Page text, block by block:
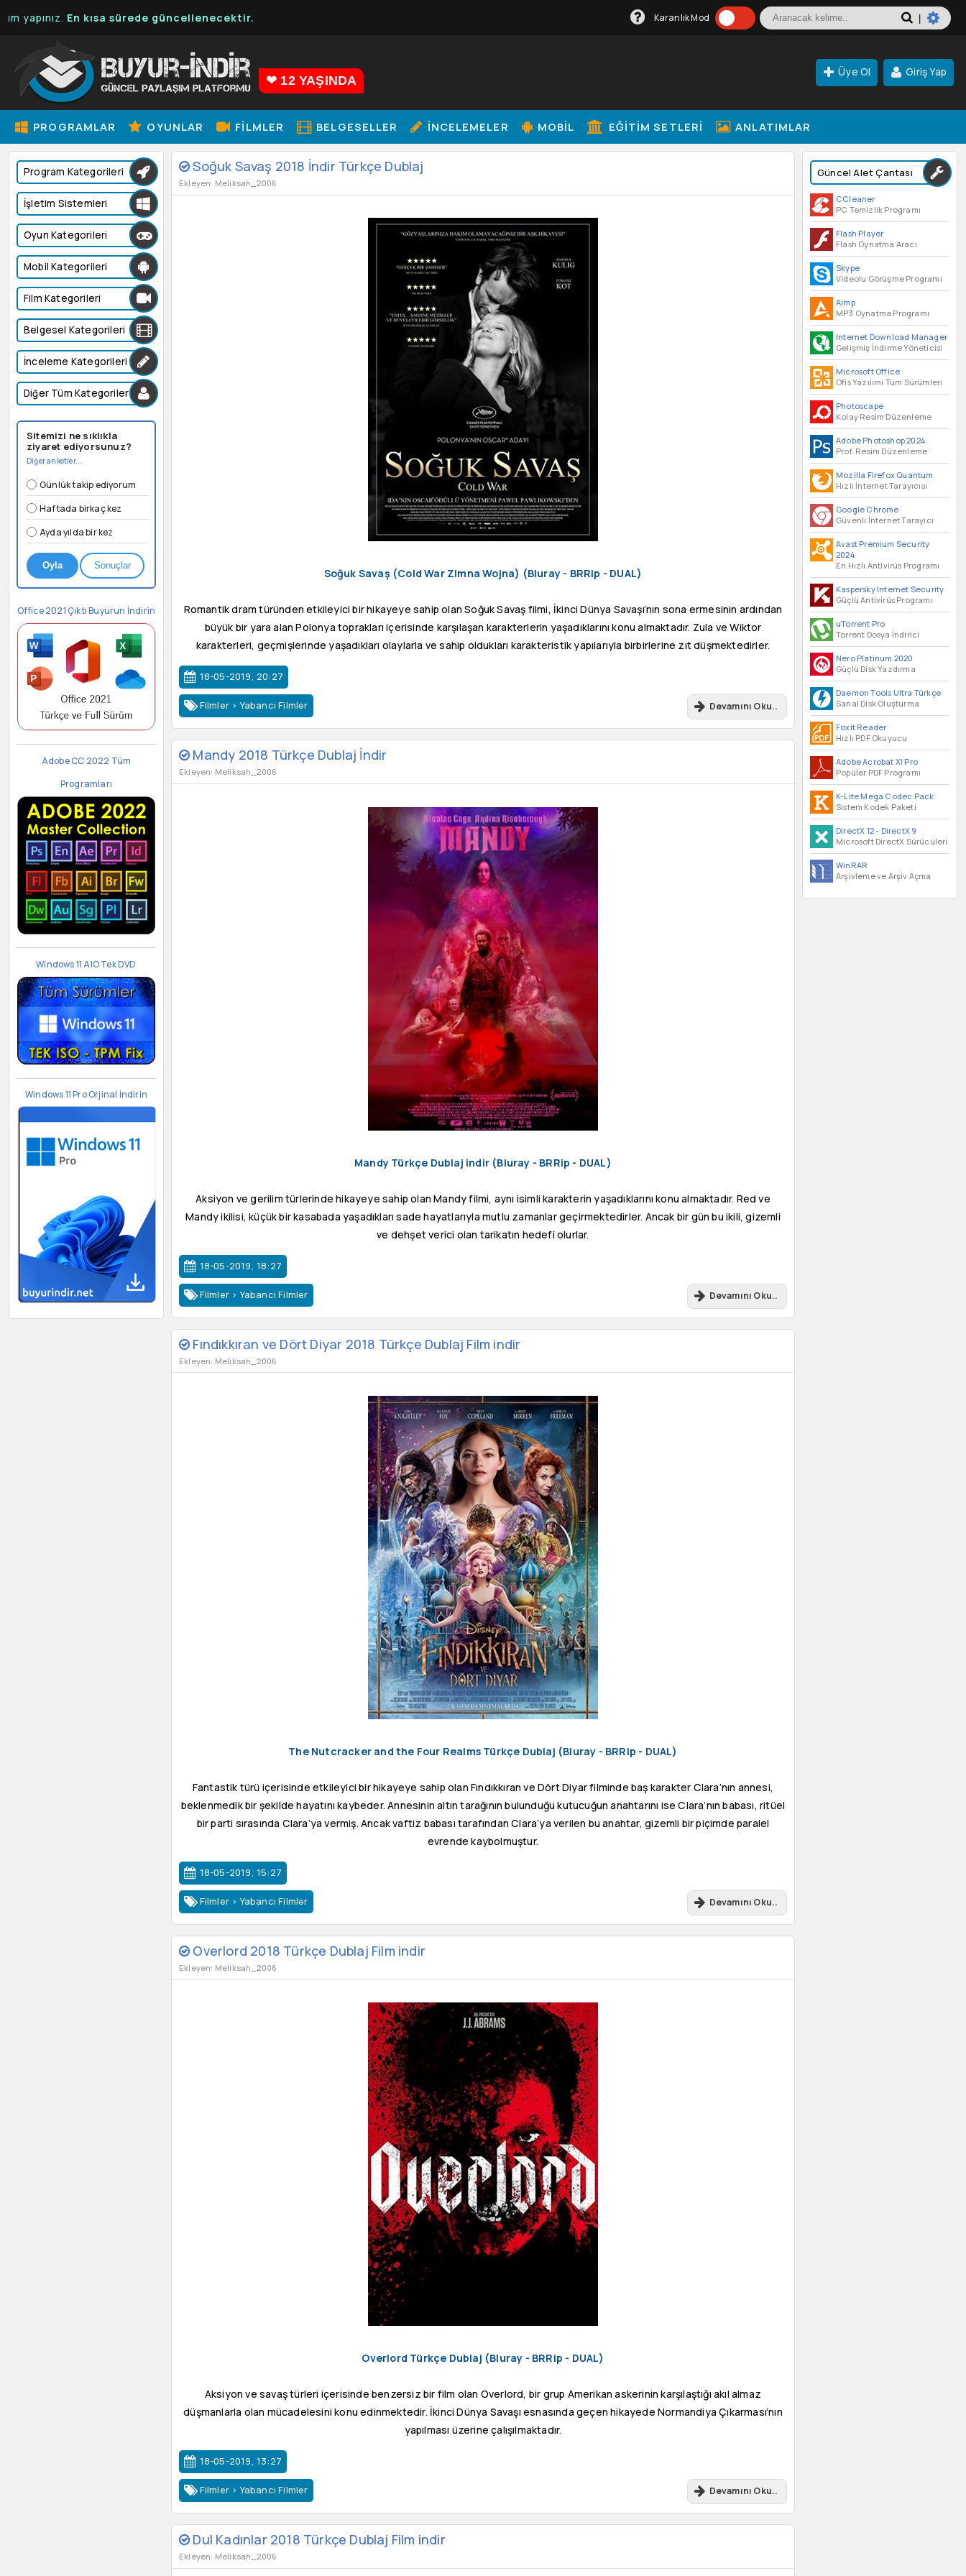
En kısa sürede güncellenecektir. Karanlık Mod
❤ 12 YAŞINDA
Üye Ol Giriş Yap
PROGRAMLAR OYUNLAR FILMLER BELGESELLER İNCELEMELER MOBIL EĞITIM SETLERI ANLATIMLAR
Güncel Alet Çantası
CCleaner
PC Temizlik Programı
Flash Player
Flash Oynatma Aracı
Skype
Videolu Görüşme Programı
Aimp
MP3 Oynatma Programı
Internet Download Manager
Gelişmiş İndirme Yöneticisi
Microsoft Office
Ofis Yazılımı Tüm Sürümleri
Photoscape
Kolay Resim Düzenleme
Adobe Photoshop 2024
Prof. Resim Düzenleme
Mozilla Firefox Quantum
Hızlı İnternet Tarayıcısı
Google Chrome
Güvenli İnternet Tarayıcı
Avast Premium Security
2024
En Hızlı Antivirüs Programı
Kaspersky Internet Security
Güçlü Antivirüs Programı
uTorrent Pro
Torrent Dosya İndirici
Nero Platinum 2020
Güçlü Disk Yazdırma
Daemon Tools Ultra Türkçe
Sanal Disk Oluşturma
Foxit Reader
Hızlı PDF Okuyucu
Adobe Acrobat XI Pro
Popüler PDF Programı
K-Lite Mega Codec Pack
Sistem Kodek Paketi
DirectX 12- DirectX 9
Microsoft DirectX Sürücüleri
WinRAR
Arşivleme ve Arşiv Açma
Program Kategorileri
İşletim Sistemleri
Oyun Kategorileri
Mobil Kategorileri
Film Kategorileri
Belgesel Kategorileri
İnceleme Kategorileri
Diğer Tüm Kategoriler
Sitemizi ne sıklıkla
ziyaret ediyorsunuz?
Diğer anketler...
Günlük takip ediyorum
Haftada birkaç kez
Ayda yılda bir kez
Oyla Sonuçlar
Office 2021 Çıktı Buyurun İndirin
Adobe CC 2022 Tüm
Programları
Windows 11 AIO Tek DVD
Windows 11 Pro Orjinal İndirin
Soğuk Savaş 2018 İndir Türkçe Dublaj
Ekleyen: Meliksah_2006
Soğuk Savaş (Cold War Zimna Wojna) (Bluray - BRRip - DUAL)
Romantik dram türünden etkileyici bir hikayeye sahip olan Soğuk Savaş filmi, İkinci Dünya Savaşı’nın sona ermesinin ardından
büyük bir yara alan Polonya toprakları içerisinde karşılaşan karakterlerin yaşadıklarını konu almaktadır. Zula ve Wiktor
karakterleri, geçmişlerinde yaşadıkları olaylarla ve sahip oldukları karakteristik yapılarıyla birbirlerine zıt düşmektedirler.
18-05-2019, 20:27
Filmler >Yabancı Filmler Devamını Oku..
Mandy 2018 Türkçe Dublaj İndir
Ekleyen: Meliksah_2006
Mandy Türkçe Dublaj indir (Bluray - BRRip - DUAL)
Aksiyon ve gerilim türlerinde hikayeye sahip olan Mandy filmi, aynı isimli karakterin yaşadıklarını konu almaktadır. Red ve
Mandy ikilisi, küçük bir kasabada yaşadıkları sade hayatlarıyla mutlu zamanlar geçirmektedirler. Ancak bir gün bu ikili, gizemli
ve dehşet verici olan tarikatın hedefi olurlar.
18-05-2019, 18:27
Filmler >Yabancı Filmler Devamını Oku..
Fındıkkıran ve Dört Diyar 2018 Türkçe Dublaj Film indir
Ekleyen: Meliksah_2006
The Nutcracker and the Four Realms Türkçe Dublaj (Bluray - BRRip - DUAL)
Fantastik türü içerisinde etkileyici bir hikayeye sahip olan Fındıkkıran ve Dört Diyar filminde baş karakter Clara’nın annesi,
beklenmedik bir şekilde hayatını kaybeder. Annesinin altın tarağının bulunduğu kutucuğun anahtarını ise Clara’nın babası, ritüel
bir parti sırasında Clara’ya vermiş. Ancak vaftiz babası tarafından Clara’ya verilen bu anahtar, gizemli bir piçimde paralel
evrende kaybolmuştur.
18-05-2019, 15:27
Filmler >Yabancı Filmler Devamını Oku..
Overlord 2018 Türkçe Dublaj Film indir
Ekleyen: Meliksah_2006
Overlord Türkçe Dublaj (Bluray - BRRip - DUAL)
Aksiyon ve savaş türleri içerisinde benzersiz bir film olan Overlord, bir grup Amerikan askerinin karşılaştığı akıl almaz
düşmanlarla olan mücadelesini konu edinmektedir. İkinci Dünya Savaşı esnasında geçen hikayede Normandiya Çıkarması’nın
yapılması üzerine çalışılmaktadır.
18-05-2019, 13:27
Filmler >Yabancı Filmler Devamını Oku..
Dul Kadınlar 2018 Türkçe Dublaj Film indir
Ekleyen: Meliksah_2006